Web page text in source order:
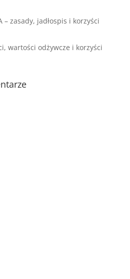
zasady, jadłospis i korzyści
wartości odżywcze i korzyści